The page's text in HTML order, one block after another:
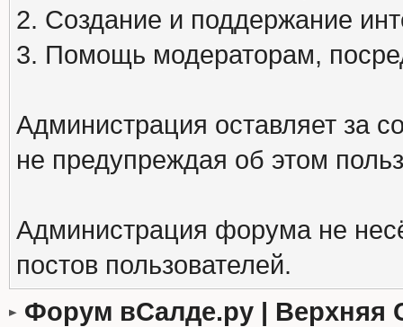
2. Создание и поддержание
3. Помощь модераторам,
Администрация оставляет за
не предупреждая об этом
Администрация форума не
постов пользователей.
Форум вСалде.ру | Верхняя